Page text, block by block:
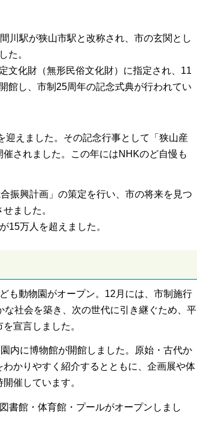
川駅が狭山市駅と改称され、市の玄関とし
た。
文化財（無形民俗文化財）に指定され、11
館し、市制25周年の記念式典が行われてい
迎えました。その記念行事として「狭山産
されました。この年にはNHKのど自慢も
振興計画」の策定を行い、市の将来を見つ
ました。
15万人を超えました。
も動物園がオープン。12月には、市制施行
な社会を築き、次の世代に引き継ぐため、平
宣言しました。
内に博物館が開館しました。原始・古代か
かりやすく紹介するとともに、企画展や体
催しています。
書館・体育館・プールがオープンしまし